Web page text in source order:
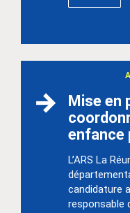
Mise en
enfance
L’ARS La
candidature
responsable